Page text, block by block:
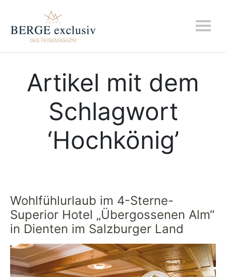
Artikel mit dem
Schlagwort
‘Hochkönig’
Wohlfühlurlaub im 4-Sterne-
Superior Hotel „Übergossenen Alm“
in Dienten im Salzburger Land